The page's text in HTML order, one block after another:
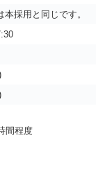
本採用と同じです。
間程度